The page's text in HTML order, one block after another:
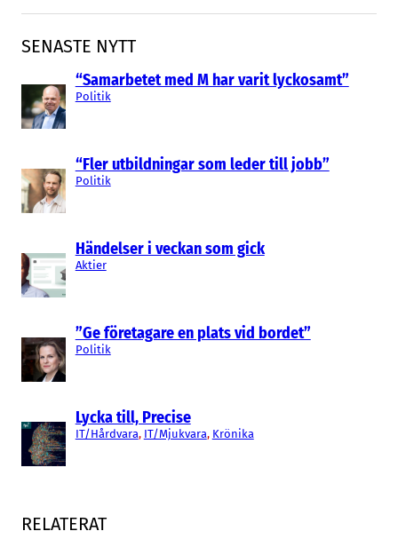
SENASTE NYTT
“Samarbetet med M har varit lyckosamt”
Politik
“Fler utbildningar som leder till jobb”
Politik
Händelser i veckan som gick
Aktier
”Ge företagare en plats vid bordet”
Politik
Lycka till, Precise
IT/Hårdvara, IT/Mjukvara, Krönika
RELATERAT